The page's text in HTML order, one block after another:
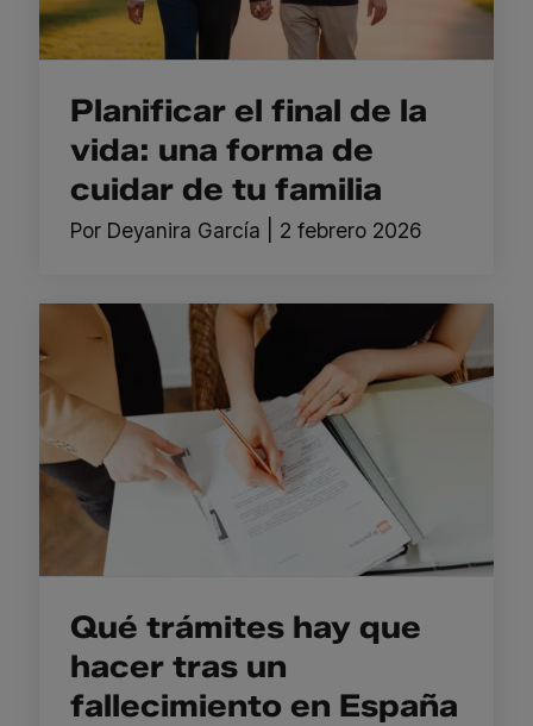
Planificar el final de la
vida: una forma de
cuidar de tu familia
Por Deyanira García 2 febrero 2026
Qué trámites hay que
hacer tras un
fallecimiento en España